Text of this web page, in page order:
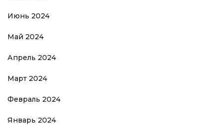
Июнь 2024
Май 2024
Апрель 2024
Март 2024
Февраль 2024
Январь 2024